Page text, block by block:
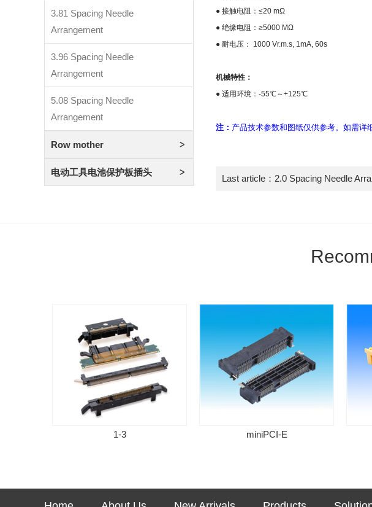
3.81 Spacing Needle
Arrangement
3.96 Spacing Needle
Arrangement
5.08 Spacing Needle
Arrangement
Row mother
电动工具电池保护板插头
● 接触电阻： ≤20 mΩ
● 绝缘电阻： ≥5000 MΩ
● 耐电压： 1000 Vr.m.s, 1mA, 60s
机械特性：
● 适用环境： -55℃～+125℃
注： 产品技术参数和图纸仅供参考。如需详
Last article： 2.0 Spacing Needle
miniPCI-E